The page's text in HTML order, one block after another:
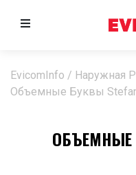
EvicomInfo / Наружная
Объемные Буквы
ОБЪЕМНЫЕ